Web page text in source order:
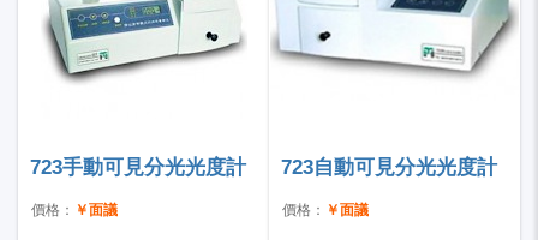
723手動可見分光光度計
價格： ￥面議
723自動可見分光光度計
價格： ￥面議